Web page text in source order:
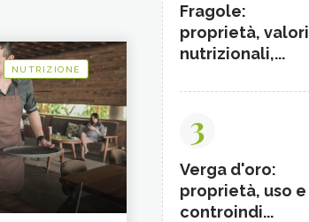
NUTRIZIONE
Fragole:
proprietà, valori
nutrizionali,...
3
Verga d'oro:
proprietà, uso e
controindi...